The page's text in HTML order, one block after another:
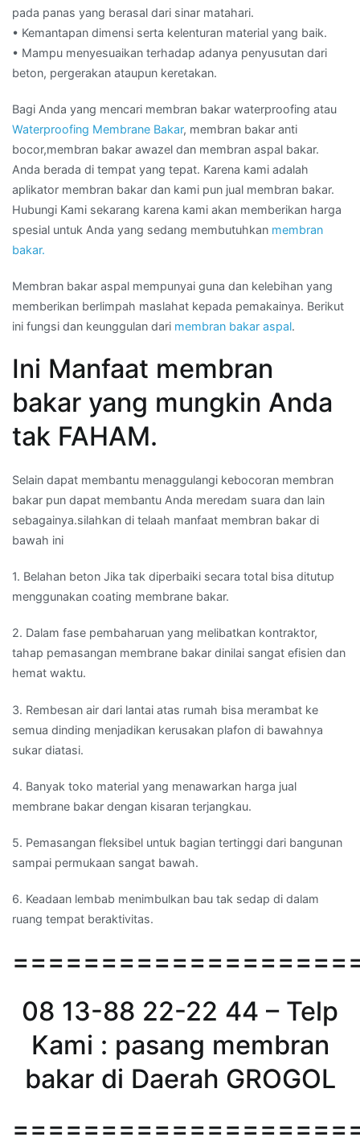
pada panas yang berasal dari sinar matahari.
• Kemantapan dimensi serta kelenturan material yang baik.
• Mampu menyesuaikan terhadap adanya penyusutan dari
beton, pergerakan ataupun keretakan.
Bagi Anda yang mencari membran bakar waterproofing atau
Waterproofing Membrane Bakar, membran bakar anti
bocor,membran bakar awazel dan membran aspal bakar.
Anda berada di tempat yang tepat. Karena kami adalah
aplikator membran bakar dan kami pun jual membran bakar.
Hubungi Kami sekarang karena kami akan memberikan harga
spesial untuk Anda yang sedang membutuhkan membran
bakar.
Membran bakar aspal mempunyai guna dan kelebihan yang
memberikan berlimpah maslahat kepada pemakainya. Berikut
ini fungsi dan keunggulan dari membran bakar aspal.
Ini Manfaat membran
bakar yang mungkin Anda
tak FAHAM.
Selain dapat membantu menaggulangi kebocoran membran
bakar pun dapat membantu Anda meredam suara dan lain
sebagainya.silahkan di telaah manfaat membran bakar di
bawah ini
1. Belahan beton Jika tak diperbaiki secara total bisa ditutup
menggunakan coating membrane bakar.
2. Dalam fase pembaharuan yang melibatkan kontraktor,
tahap pemasangan membrane bakar dinilai sangat efisien dan
hemat waktu.
3. Rembesan air dari lantai atas rumah bisa merambat ke
semua dinding menjadikan kerusakan plafon di bawahnya
sukar diatasi.
4. Banyak toko material yang menawarkan harga jual
membrane bakar dengan kisaran terjangkau.
5. Pemasangan fleksibel untuk bagian tertinggi dari bangunan
sampai permukaan sangat bawah.
6. Keadaan lembab menimbulkan bau tak sedap di dalam
ruang tempat beraktivitas.
08 13-88 22-22 44 – Telp
Kami : pasang membran
bakar di Daerah GROGOL